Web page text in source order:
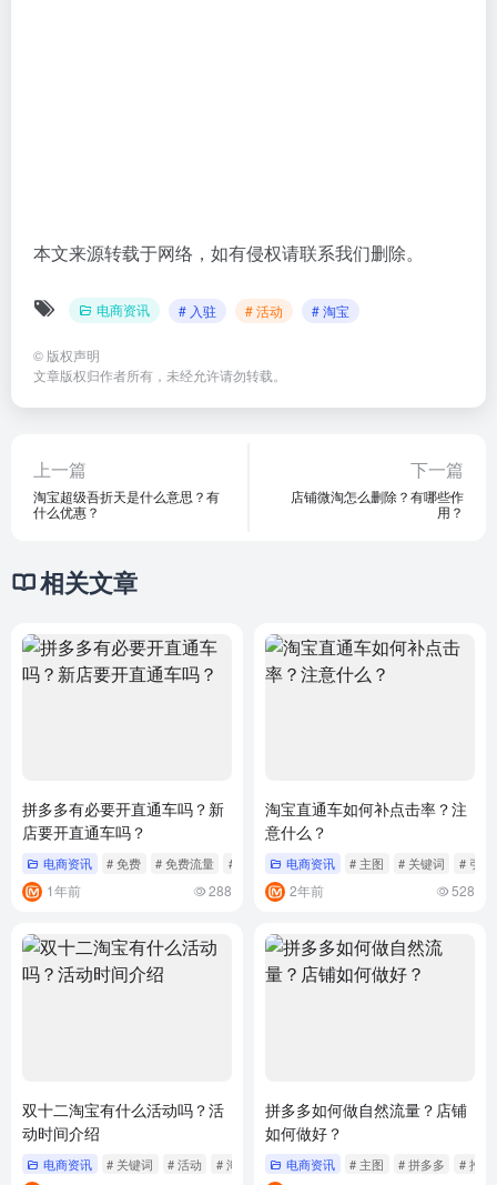
本文来源转载于网络，如有侵权请联系我们删除。
电商资讯 # 入驻 # 活动 # 淘宝
© 版权声明
文章版权归作者所有，未经允许请勿转载。
上一篇
淘宝超级吾折天是什么意思？有
什么优惠？
下一篇
店铺微淘怎么删除？有哪些作
用？
相关文章
拼多多有必要开直通车吗？新
店要开直通车吗？
电商资讯 # 免费 # 免费流量 # 成交
1年前 288
淘宝直通车如何补点击率？注
意什么？
电商资讯 # 主图 # 关键词 # 引流
2年前 528
双十二淘宝有什么活动吗？活
动时间介绍
电商资讯 # 关键词 # 活动 # 淘宝
拼多多如何做自然流量？店铺
如何做好？
电商资讯 # 主图 # 拼多多 # 推广